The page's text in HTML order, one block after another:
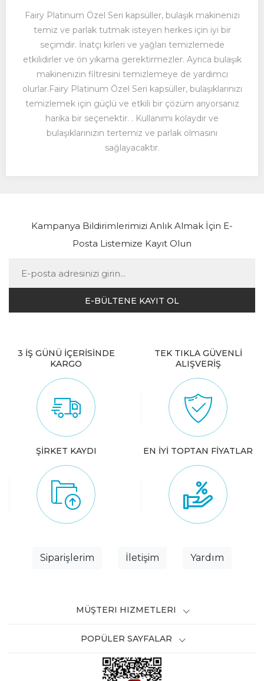
Fairy Platinum Özel Seri kapsüller, bulaşık makinenizi
temiz ve parlak tutmak isteyen herkes için iyi bir
seçimdir. İnatçı kirleri ve yağları temizlemede
etkilidirler ve ön yıkama gerektirmezler. Ayrıca bulaşık
makinenizin filtresini temizlemeye de yardımcı
olurlar.Fairy Platinum Özel Seri kapsüller, bulaşıklarınızı
temizlemek için güçlü ve etkili bir çözüm arıyorsanız
harika bir seçenektir. . Kullanımı kolaydır ve
bulaşıklarınızın tertemiz ve parlak olmasını
sağlayacaktır.
Kampanya Bildirimlerimizi Anlık Almak İçin E-
Posta Listemize Kayıt Olun
3 İŞ GÜNÜ İÇERİSİNDE
KARGO
TEK TIKLA GÜVENLİ
ALIŞVERİŞ
ŞİRKET KAYDI EN İYİ TOPTAN FİYATLAR
Siparişlerim İletişim Yardım
MÜŞTERI HIZMETLERI
POPÜLER SAYFALAR